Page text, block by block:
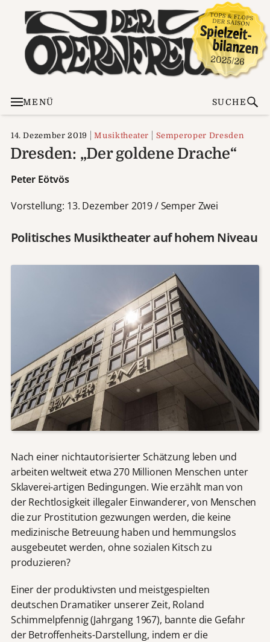
MENÜ SUCHE
14. Dezember 2019 Musiktheater Semperoper Dresden
Dresden: „Der goldene Drache“
Peter Eötvös
Vorstellung: 13. Dezember 2019 / Semper Zwei
Politisches Musiktheater auf hohem Niveau
Nach einer nichtautorisierter Schätzung leben und
arbeiten weltweit etwa 270 Millionen Menschen unter
Sklaverei-artigen Bedingungen. Wie erzählt man von
der Rechtlosigkeit illegaler Einwanderer, von Menschen
die zur Prostitution gezwungen werden, die keine
medizinische Betreuung haben und hemmungslos
ausgebeutet werden, ohne sozialen Kitsch zu
produzieren?
Einer der produktivsten und meistgespielten
deutschen Dramatiker unserer Zeit, Roland
Schimmelpfennig (Jahrgang 1967), bannte die Gefahr
der Betroffenheits-Darstellung, indem er die